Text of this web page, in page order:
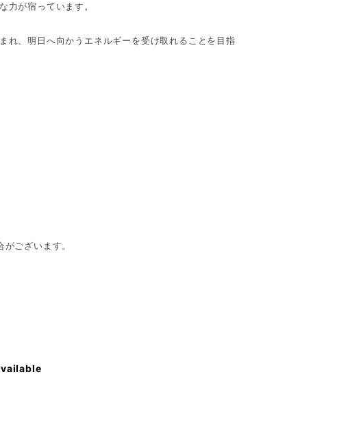
力が宿っています。
れ、明日へ向かうエネルギーを受け取れることを目指
ございます。